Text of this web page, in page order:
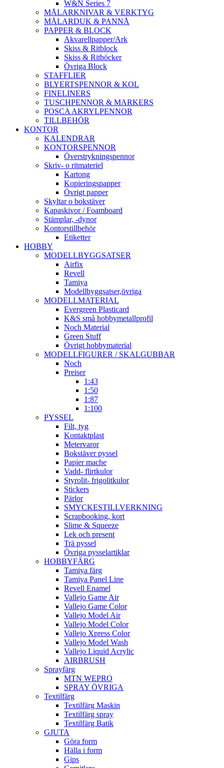
W&N Series 7
MÅLARKNIVAR & VERKTYG
MÅLARDUK & PANNÅ
PAPPER & BLOCK
Akvarellpapper/Ark
Skiss & Ritblock
Skiss & Ritböcker
Övriga Block
STAFFLIER
BLYERTSPENNOR & KOL
FINELINERS
TUSCHPENNOR & MARKERS
POSCA AKRYLPENNOR
TILLBEHÖR
KONTOR
KALENDRAR
KONTORSPENNOR
Överstrykningspennor
Skriv- o ritmateriel
Kartong
Kopieringspapper
Övrigt papper
Skyltar o bokstäver
Kapaskivor / Foamboard
Stämplar, -dynor
Kontorstillbehör
Etiketter
HOBBY
MODELLBYGGSATSER
Airfix
Revell
Tamiya
Modellbyggsatser,övriga
MODELLMATERIAL
Evergreen Plasticard
K&S små hobbymetallprofil
Noch Material
Green Stuff
Övrigt hobbymaterial
MODELLFIGURER / SKALGUBBAR
Noch
Preiser
1:43
1:50
1:87
1:100
PYSSEL
Filt, tyg
Kontaktplast
Metervaror
Bokstäver pyssel
Papier mache
Vadd- flirtkulor
Styrolit- frigolitkulor
Stickers
Pärlor
SMYCKESTILLVERKNING
Scrapbooking, kort
Slime & Squeeze
Lek och present
Trä pyssel
Övriga pysselartiklar
HOBBYFÄRG
Tamiya färg
Tamiya Panel Line
Revell Enamel
Vallejo Game Air
Vallejo Game Color
Vallejo Model Air
Vallejo Model Color
Vallejo Xpress Color
Vallejo Model Wash
Vallejo Liquid Acrylic
AIRBRUSH
Sprayfärg
MTN WEPRO
SPRAY ÖVRIGA
Textilfärg
Textilfärg Maskin
Textilfärg spray
Textilfärg Batik
GJUTA
Göra form
Hälla i form
Gips